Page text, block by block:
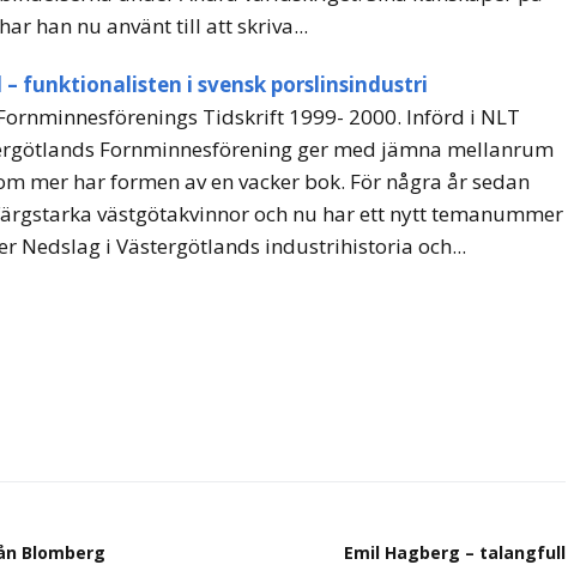
han nu använt till att skriva...
– funktionalisten i svensk porslinsindustri
Tidskrift 1999- 2000. Införd i NLT
Fornminnesförening ger med jämna mellanrum
mer har formen av en vacker bok. För några år sedan
västgötakvinnor och nu har ett nytt temanummer
Nedslag i Västergötlands industrihistoria och...
Blomberg
Emil Hagberg – talangfull